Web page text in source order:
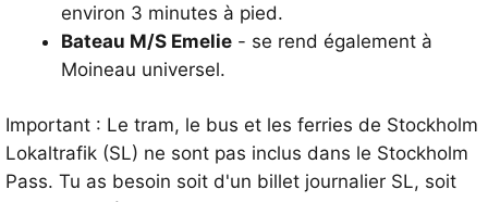
environ 3 minutes à pied.
Bateau M/S Emelie - se rend également à
Moineau universel.
Important : Le tram, le bus et les ferries de Stockholm
Lokaltrafik (SL) ne sont pas inclus dans le Stockholm
Pass. Tu as besoin soit d'un billet journalier SL, soit